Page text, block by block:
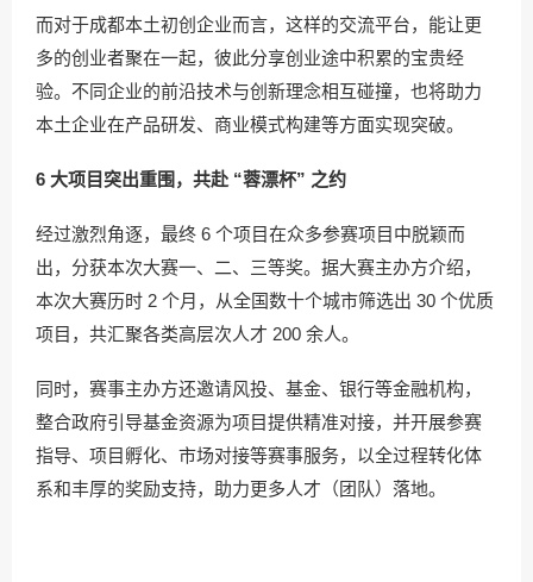
而对于成都本土初创企业而言，这样的交流平台，能让更
多的创业者聚在一起，彼此分享创业途中积累的宝贵经
验。不同企业的前沿技术与创新理念相互碰撞，也将助力
本土企业在产品研发、商业模式构建等方面实现突破。
6 大项目突出重围，共赴 “蓉漂杯” 之约
经过激烈角逐，最终 6 个项目在众多参赛项目中脱颖而
出，分获本次大赛一、二、三等奖。据大赛主办方介绍，
本次大赛历时 2 个月，从全国数十个城市筛选出 30 个优质
项目，共汇聚各类高层次人才 200 余人。
同时，赛事主办方还邀请风投、基金、银行等金融机构，
整合政府引导基金资源为项目提供精准对接，并开展参赛
指导、项目孵化、市场对接等赛事服务，以全过程转化体
系和丰厚的奖励支持，助力更多人才（团队）落地。